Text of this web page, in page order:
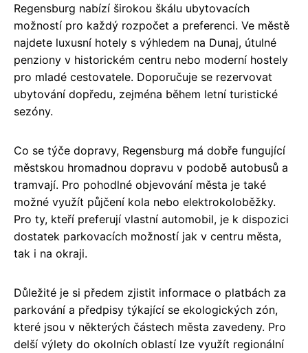
Regensburg nabízí širokou škálu ubytovacích
možností pro každý rozpočet a preferenci. Ve městě
najdete luxusní hotely s výhledem na Dunaj, útulné
penziony v historickém centru nebo moderní hostely
pro mladé cestovatele. Doporučuje se rezervovat
ubytování dopředu, zejména během letní turistické
sezóny.
Co se týče dopravy, Regensburg má dobře fungující
městskou hromadnou dopravu v podobě autobusů a
tramvají. Pro pohodlné objevování města je také
možné využít půjčení kola nebo elektrokoloběžky.
Pro ty, kteří preferují vlastní automobil, je k dispozici
dostatek parkovacích možností jak v centru města,
tak i na okraji.
Důležité je si předem zjistit informace o platbách za
parkování a předpisy týkající se ekologických zón,
které jsou v některých částech města zavedeny. Pro
delší výlety do okolních oblastí lze využít regionální